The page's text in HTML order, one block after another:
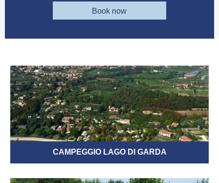
Book now
CAMPEGGIO LAGO DI GARDA